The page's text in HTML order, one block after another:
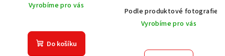
Vyrobíme pro vás
Do košíku
Podle produktové fotografie
Vyrobíme pro vás